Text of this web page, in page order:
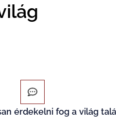
érdekelni fog a világ